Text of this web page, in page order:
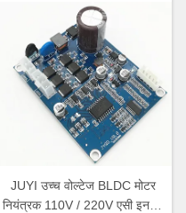
JUYI उच्च वोल्टेज BLDC मोटर
नियंत्रक 110V / 220V एसी इनपुट